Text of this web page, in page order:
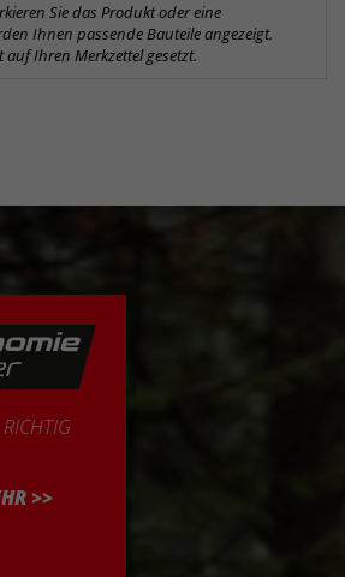
Sie das Produkt oder eine
Ihnen passende Bauteile angezeigt.
Ihren Merkzettel gesetzt.
>>